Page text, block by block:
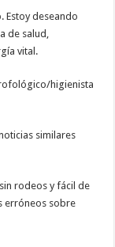
Estoy deseando
de salud,
vital.
higienista
similares
sin rodeos y fácil de
erróneos sobre